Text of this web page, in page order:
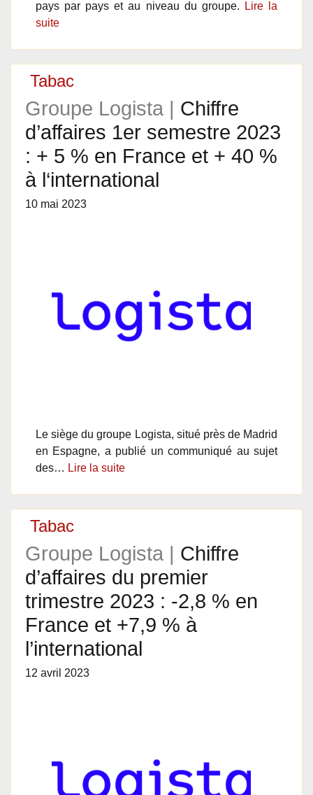
pays par pays et au niveau du groupe.
Lire la
suite
Tabac
Groupe Logista | Chiffre
d’affaires 1er semestre 2023
: + 5 % en France et + 40 %
à l‘international
10 mai 2023
Le siège du groupe Logista, situé près de Madrid
en Espagne, a publié un communiqué au sujet
des… Lire la suite
Tabac
Groupe Logista | Chiffre
d’affaires du premier
trimestre 2023 : -2,8 % en
France et +7,9 % à
l’international
12 avril 2023